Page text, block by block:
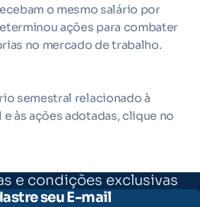
o mesmo salário por
ações para combater
no mercado de trabalho.
semestral relacionado à
às ações adotadas, clique no
e condições exclusivas
seu E-mail